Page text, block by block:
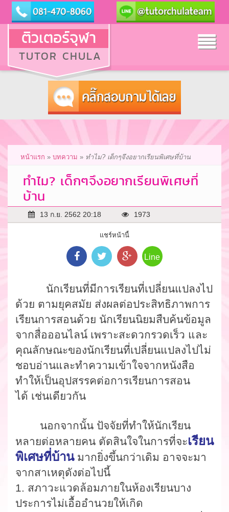
ติวเตอร์จุฬา
TUTOR CHULA
หน้าแรก » บทความ » ทำไม? เด็กๆจึงอยากเรียนพิเศษที่บ้าน
ทำไม? เด็กๆจึงอยากเรียนพิเศษที่
บ้าน
13 ก.ย. 2562 20:18 1973
แชร์หน้านี้
Line
นักเรียนที่มีการเรียนที่เปลี่ยนแปลงไป
ด้วย ตามยุคสมัย ส่งผลต่อประสิทธิภาพการ
เรียนการสอนด้วย นักเรียนนิยมสืบค้นข้อมูล
จากสื่อออนไลน์ เพราะสะดวกรวดเร็ว และ
คุณลักษณะของนักเรียนที่เปลี่ยนแปลงไปไม่
ชอบอ่านและทำความเข้าใจจากหนังสือ
ทำให้เป็นอุปสรรคต่อการเรียนการสอน
ได้ เช่นเดียวกัน
นอกจากนั้น ปัจจัยที่ทำให้นักเรียน
หลายต่อหลายคน ตัดสินใจในการที่จะเรียน
พิเศษที่บ้านมากยิ่งขึ้นกว่าเดิม อาจจะมา
จากสาเหตุดังต่อไปนี้
1. สภาวะแวดล้อมภายในห้องเรียนบาง
ประการไม่เอื้ออำนวยให้เกิด